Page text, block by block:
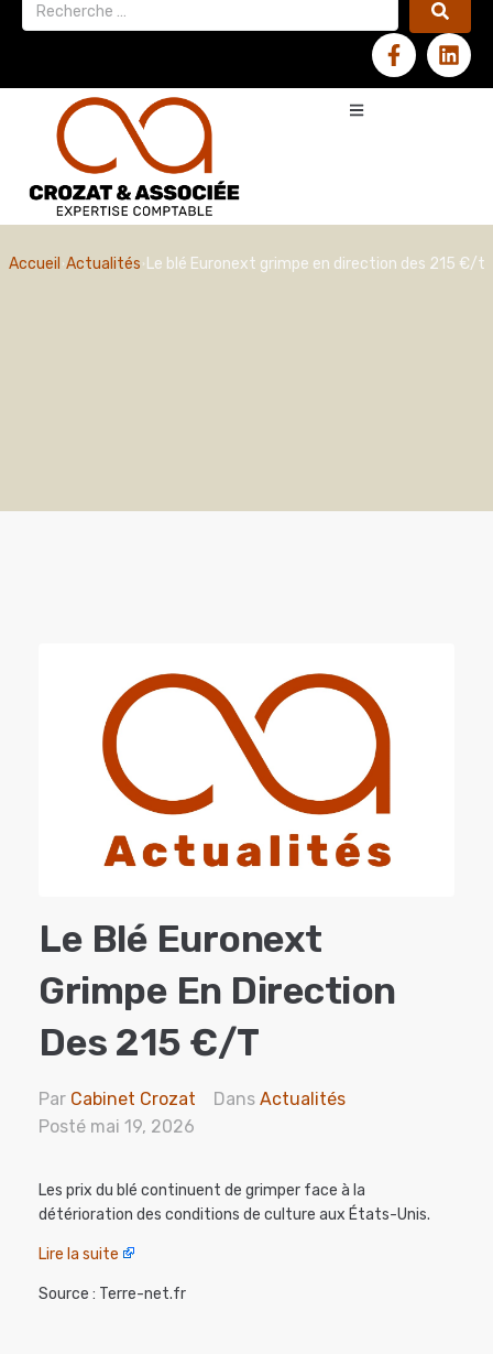
Accueil Actualités Le blé Euronext grimpe en direction des 215 €/t
Le Blé Euronext
Grimpe En Direction
Des 215 €/t
Par Cabinet Crozat Dans Actualités
Posté mai 19, 2026
Les prix du blé continuent de grimper face à la
détérioration des conditions de culture aux États-Unis.
Lire la suite
Source : Terre-net.fr